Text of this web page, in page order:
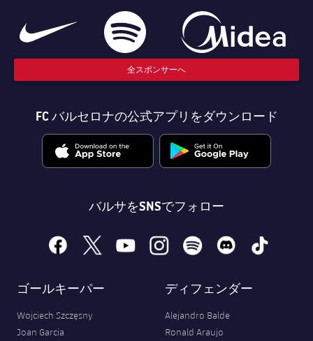
全スポンサーへ
FC バルセロナの公式アプリをダウンロード
バルサをSNSでフォロー
facebookx youtubeinstagramspotify discord tiktok
ゴールキーパー
Wojciech Szczęsny
Joan Garcia
ディフェンダー
Alejandro Balde
Ronald Araujo